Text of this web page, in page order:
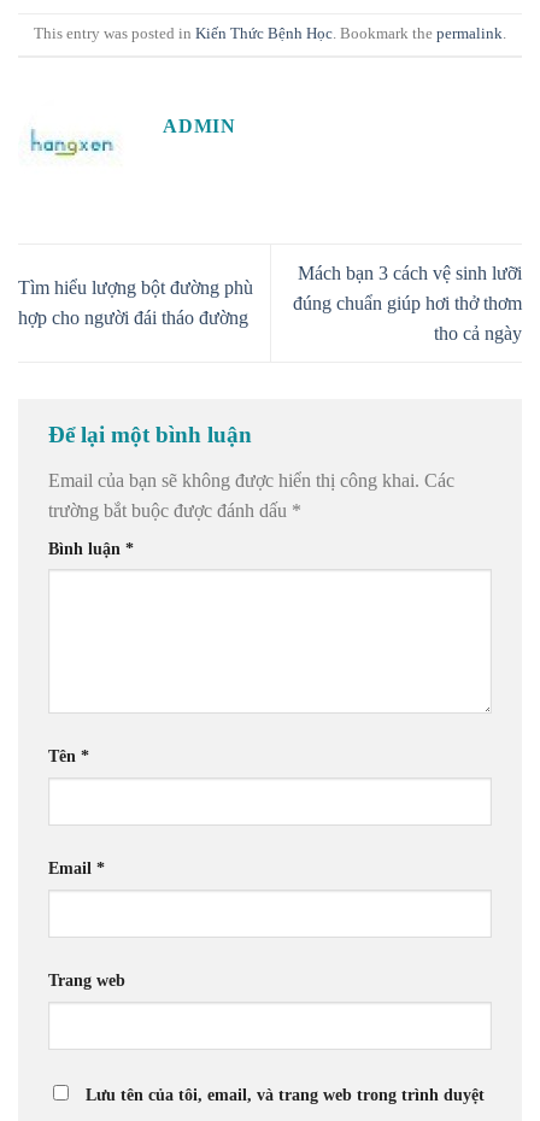
This entry was posted in Kiến Thức Bệnh Học. Bookmark the permalink.
ADMIN
Tìm hiểu lượng bột đường phù
hợp cho người đái tháo đường
Mách bạn 3 cách vệ sinh lưỡi
đúng chuẩn giúp hơi thở thơm
tho cả ngày
Để lại một bình luận
Email của bạn sẽ không được hiển thị công khai. Các
trường bắt buộc được đánh dấu *
Bình luận *
Tên *
Email *
Trang web
Lưu tên của tôi, email, và trang web trong trình duyệt